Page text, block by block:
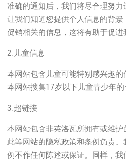
准确的通知后，我们将尽合理努
让我们知道您提供个人信息的背
促销相关的信息，这将有助于促进
2.儿童信息
本网站包含儿童可能特别感兴趣
本网站搜集17岁以下儿童青少年的
3.超链接
本网站包含非英洛瓦所拥有或维
此等网站的隐私政策和条例负责
例不作任何陈述或保证。同样，